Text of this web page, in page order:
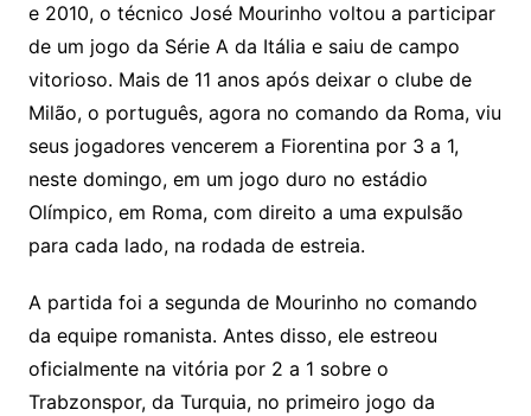
e 2010, o técnico José Mourinho voltou a participar
de um jogo da Série A da Itália e saiu de campo
vitorioso. Mais de 11 anos após deixar o clube de
Milão, o português, agora no comando da Roma, viu
seus jogadores vencerem a Fiorentina por 3 a 1,
neste domingo, em um jogo duro no estádio
Olímpico, em Roma, com direito a uma expulsão
para cada lado, na rodada de estreia.
A partida foi a segunda de Mourinho no comando
da equipe romanista. Antes disso, ele estreou
oficialmente na vitória por 2 a 1 sobre o
Trabzonspor, da Turquia, no primeiro jogo da